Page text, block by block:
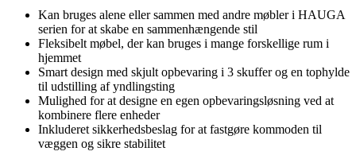
Kan bruges alene eller sammen med andre møbler i HAUGA
serien for at skabe en sammenhængende stil
Fleksibelt møbel, der kan bruges i mange forskellige rum i
hjemmet
Smart design med skjult opbevaring i 3 skuffer og en tophylde
til udstilling af yndlingsting
Mulighed for at designe en egen opbevaringsløsning ved at
kombinere flere enheder
Inkluderet sikkerhedsbeslag for at fastgøre kommoden til
væggen og sikre stabilitet